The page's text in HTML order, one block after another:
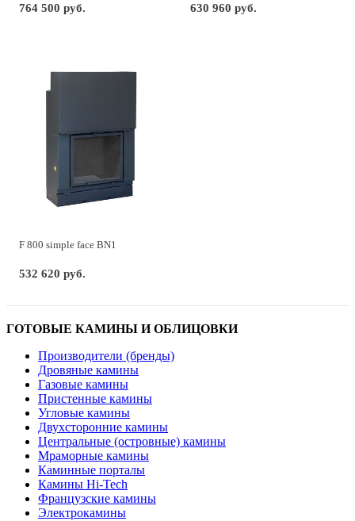
764 500 руб. 630 960 руб.
F 800 simple face BN1
532 620 руб.
ГОТОВЫЕ КАМИНЫ И ОБЛИЦОВКИ
Производители (бренды)
Дровяные камины
Газовые камины
Пристенные камины
Угловые камины
Двухсторонние камины
Центральные (островные) камины
Мраморные камины
Каминные порталы
Камины Hi-Tech
Французские камины
Электрокамины